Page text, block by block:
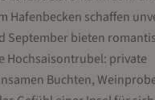
Hafenbecken schaffen
September bieten
Hochsaisontrubel: private
Buchten,